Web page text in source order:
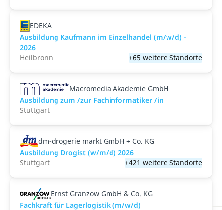
EDEKA
Ausbildung Kaufmann im Einzelhandel (m/w/d) -
2026
Heilbronn
+65 weitere Standorte
Macromedia Akademie GmbH
Ausbildung zum /zur Fachinformatiker /in
Stuttgart
dm-drogerie markt GmbH + Co. KG
Ausbildung Drogist (w/m/d) 2026
Stuttgart
+421 weitere Standorte
Ernst Granzow GmbH & Co. KG
Fachkraft für Lagerlogistik (m/w/d)